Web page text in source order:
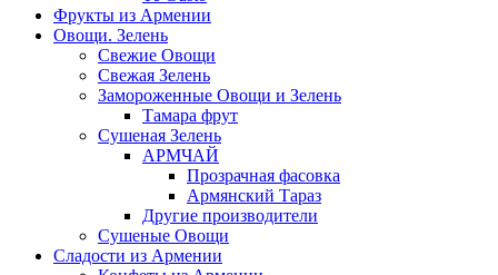
Фрукты из Армении
Овощи. Зелень
Свежие Овощи
Свежая Зелень
Замороженные Овощи и Зелень
Тамара фрут
Сушеная Зелень
АРМЧАЙ
Прозрачная фасовка
Армянский Тараз
Другие производители
Сушеные Овощи
Сладости из Армении